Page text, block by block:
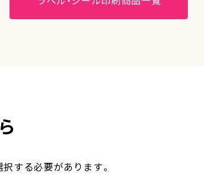
する必要があります。